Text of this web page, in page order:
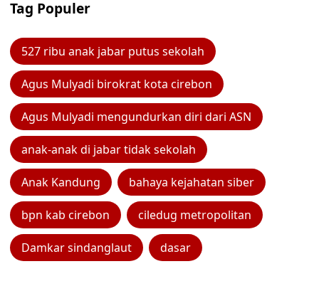
Tag Populer
527 ribu anak jabar putus sekolah
Agus Mulyadi birokrat kota cirebon
Agus Mulyadi mengundurkan diri dari ASN
anak-anak di jabar tidak sekolah
Anak Kandung bahaya kejahatan siber
bpn kab cirebon ciledug metropolitan
Damkar sindanglaut dasar